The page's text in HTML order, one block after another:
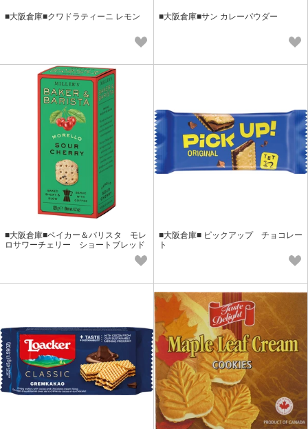
■大阪倉庫■クワドラティーニ レモン ■大阪倉庫■サン カレーパウダー
■大阪倉庫■ベイカー＆バリスタ モレ
ロサワーチェリー ショートブレッド
■大阪倉庫■ ピックアップ チョコレー
ト